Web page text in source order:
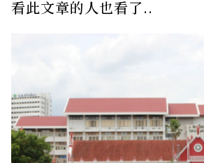
看此文章的人也看了..